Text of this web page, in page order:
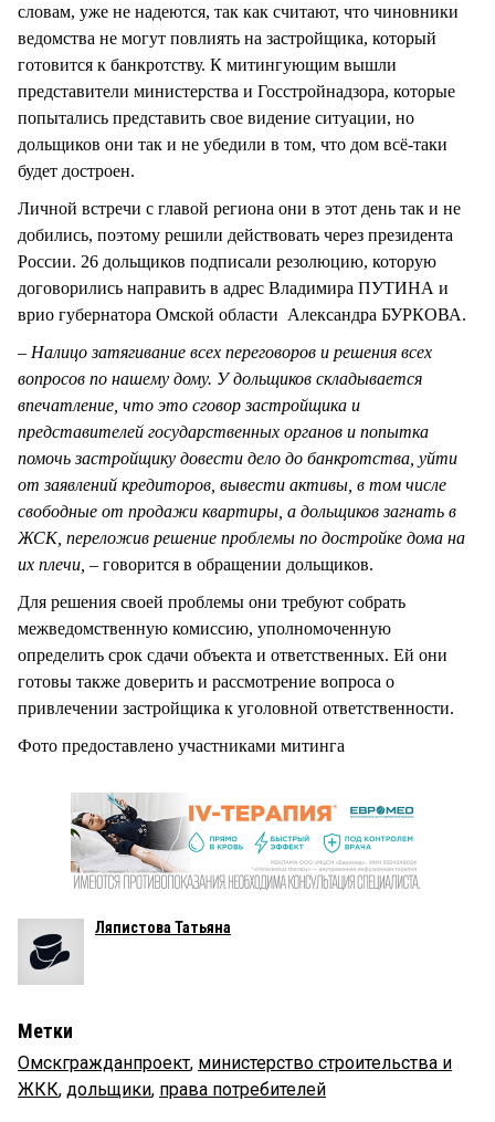
словам, уже не надеются, так как считают, что чиновники
ведомства не могут повлиять на застройщика, который
готовится к банкротству. К митингующим вышли
представители министерства и Госстройнадзора, которые
попытались представить свое видение ситуации, но
дольщиков они так и не убедили в том, что дом всё-таки
будет достроен.
Личной встречи с главой региона они в этот день так и не
добились, поэтому решили действовать через президента
России. 26 дольщиков подписали резолюцию, которую
договорились направить в адрес Владимира ПУТИНА и
врио губернатора Омской области Александра БУРКОВА.
– Налицо затягивание всех переговоров и решения всех
вопросов по нашему дому. У дольщиков складывается
впечатление, что это сговор застройщика и
представителей государственных органов и попытка
помочь застройщику довести дело до банкротства, уйти
от заявлений кредиторов, вывести активы, в том числе
свободные от продажи квартиры, а дольщиков загнать в
ЖСК, переложив решение проблемы по достройке дома на
их плечи, – говорится в обращении дольщиков.
Для решения своей проблемы они требуют собрать
межведомственную комиссию, уполномоченную
определить срок сдачи объекта и ответственных. Ей они
готовы также доверить и рассмотрение вопроса о
привлечении застройщика к уголовной ответственности.
Фото предоставлено участниками митинга
Ляпистова Татьяна
Метки
Омскгражданпроект, министерство строительства и
ЖКК, дольщики, права потребителей